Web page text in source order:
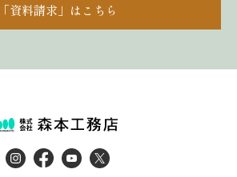
「資料請求」はこちら